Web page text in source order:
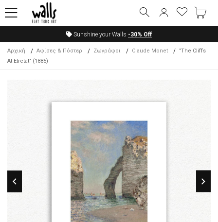
Sunshine your Walls -30% Off
Αρχική Αφίσες & Πόστερ Ζωγράφοι Claude Monet
"The Cliffs
At Etretat" (1885)